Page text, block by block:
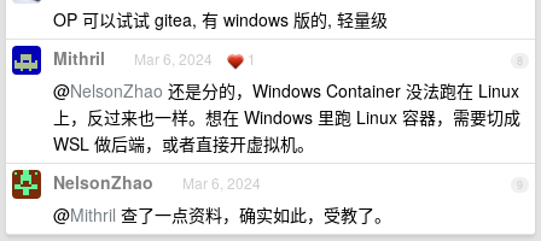
OP 可以试试 gitea, 有 windows 版的, 轻量级
8
Mithril Mar 6, 2024 1
@NelsonZhao 还是分的，Windows Container 没法跑在 Linux
上，反过来也一样。想在 Windows 里跑 Linux 容器，需要切成
WSL 做后端，或者直接开虚拟机。
9
NelsonZhao Mar 6, 2024
@Mithril 查了一点资料，确实如此，受教了。